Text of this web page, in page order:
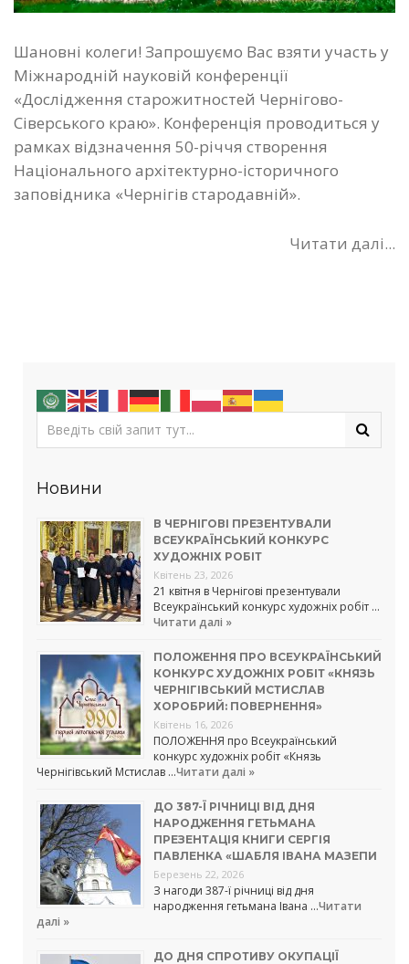
Шановні колеги! Запрошуємо Вас взяти участь у
Міжнародній науковій конференції
«Дослідження старожитностей Чернігово-
Сіверського краю». Конференція проводиться у
рамках відзначення 50-річчя створення
Національного архітектурно-історичного
заповідника «Чернігів стародавній».
Читати далі...
Новини
В ЧЕРНІГОВІ ПРЕЗЕНТУВАЛИ
ВСЕУКРАЇНСЬКИЙ КОНКУРС
ХУДОЖНІХ РОБІТ
Квітень 23, 2026
21 квітня в Чернігові презентували
Всеукраїнський конкурс художніх робіт …
Читати далі »
ПОЛОЖЕННЯ ПРО ВСЕУКРАЇНСЬКИЙ
КОНКУРС ХУДОЖНІХ РОБІТ «КНЯЗЬ
ЧЕРНІГІВСЬКИЙ МСТИСЛАВ
ХОРОБРИЙ: ПОВЕРНЕННЯ»
Квітень 16, 2026
ПОЛОЖЕННЯ про Всеукраїнський
конкурс художніх робіт «Князь
Чернігівський Мстислав …Читати далі »
ДО 387-Ї РІЧНИЦІ ВІД ДНЯ
НАРОДЖЕННЯ ГЕТЬМАНА
ПРЕЗЕНТАЦІЯ КНИГИ СЕРГІЯ
ПАВЛЕНКА «ШАБЛЯ ІВАНА МАЗЕПИ
Березень 22, 2026
З нагоди 387-ї річниці від дня
народження гетьмана Івана …Читати
далі »
ДО ДНЯ СПРОТИВУ ОКУПАЦІЇ